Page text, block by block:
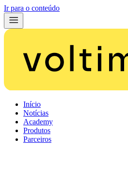
Ir para o conteúdo
Início
Notícias
Academy
Produtos
Parceiros